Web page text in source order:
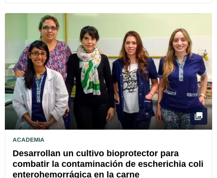
ACADEMIA
Desarrollan un cultivo bioprotector para
combatir la contaminación de escherichia coli
enterohemorrágica en la carne